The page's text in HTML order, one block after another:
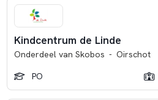
Kindcentrum de Linde
Onderdeel van Skobos - Oirschot
PO